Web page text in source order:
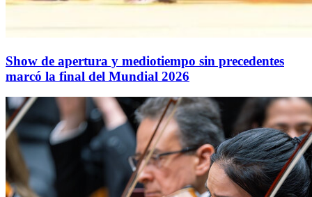
Show de apertura y mediotiempo sin precedentes
marcó la final del Mundial 2026